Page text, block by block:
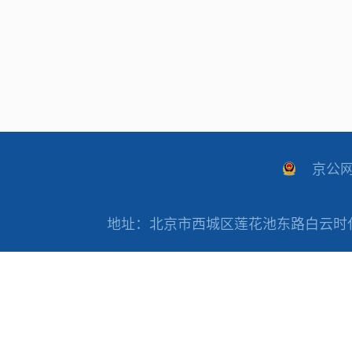
京公
地址：北京市西城区莲花池东路白云时